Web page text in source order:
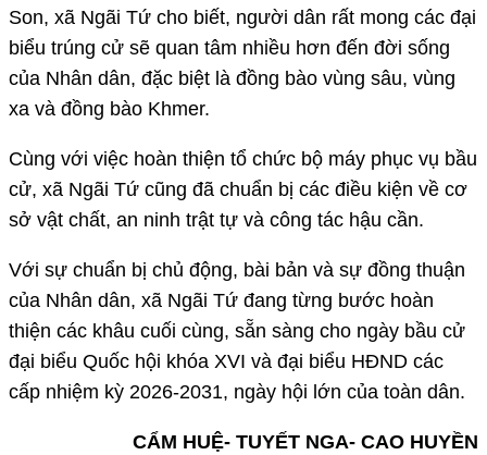
Son, xã Ngãi Tứ cho biết, người dân rất mong các đại
biểu trúng cử sẽ quan tâm nhiều hơn đến đời sống
của Nhân dân, đặc biệt là đồng bào vùng sâu, vùng
xa và đồng bào Khmer.
Cùng với việc hoàn thiện tổ chức bộ máy phục vụ bầu
cử, xã Ngãi Tứ cũng đã chuẩn bị các điều kiện về cơ
sở vật chất, an ninh trật tự và công tác hậu cần.
Với sự chuẩn bị chủ động, bài bản và sự đồng thuận
của Nhân dân, xã Ngãi Tứ đang từng bước hoàn
thiện các khâu cuối cùng, sẵn sàng cho ngày bầu cử
đại biểu Quốc hội khóa XVI và đại biểu HĐND các
cấp nhiệm kỳ 2026-2031, ngày hội lớn của toàn dân.
CẨM HUỆ- TUYẾT NGA- CAO HUYỀN